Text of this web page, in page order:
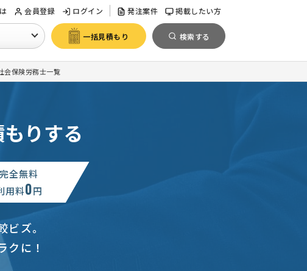
会員登録 ログイン 発注案件 掲載したい方
一括見積もり 検索する
会保険労務士一覧
りする
完全無料
用料0円
ズ。
クに！